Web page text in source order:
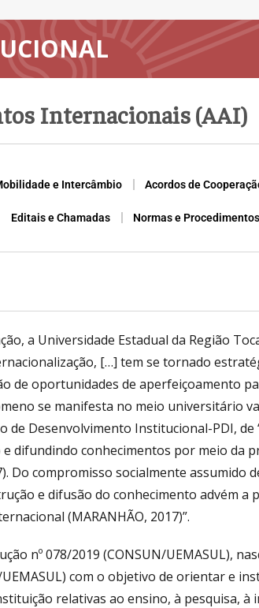
Internacionais (AAI)
e Intercâmbio Acordos de
Editais e Chamadas Normas e Procedimentos
a Universidade Estadual da Região
[…] tem se tornado
de oportunidades de aperfeiçoamento
se manifesta no meio universitário
de Desenvolvimento Institucional-PDI,
difundindo conhecimentos por meio da
Do compromisso socialmente assumido
e difusão do conhecimento advém a
(MARANHÃO, 2017)”.
nº 078/2019 (CONSUN/UEMASUL),
com o objetivo de orientar e
relativas ao ensino, à pesquisa, à